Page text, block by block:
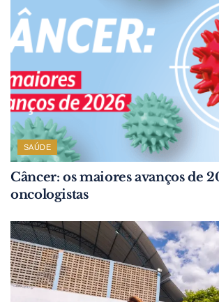
SAÚDE
Câncer: os maiores avanços de
oncologistas